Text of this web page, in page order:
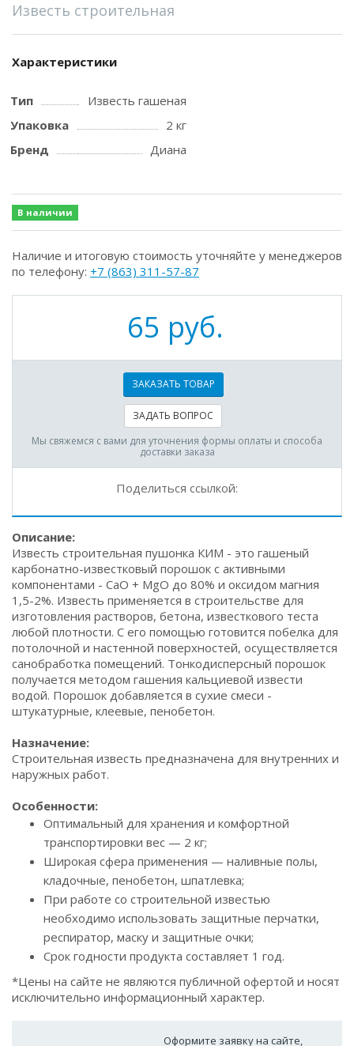
Известь строительная
Характеристики
Тип
Известь гашеная
Упаковка
2 кг
Бренд
Диана
В наличии
Наличие и итоговую стоимость уточняйте у менеджеров
по телефону: +7 (863) 311-57-87
65 руб.
ЗАКАЗАТЬ ТОВАР
ЗАДАТЬ ВОПРОС
Мы свяжемся с вами для уточнения формы оплаты и способа
доставки заказа
Поделиться ссылкой:
Описание:
Известь строительная пушонка КИМ - это гашеный
карбонатно-известковый порошок с активными
компонентами - CaO + MgO до 80% и оксидом магния
1,5-2%. Известь применяется в строительстве для
изготовления растворов, бетона, известкового теста
любой плотности. С его помощью готовится побелка для
потолочной и настенной поверхностей, осуществляется
санобработка помещений. Тонкодисперсный порошок
получается методом гашения кальциевой извести
водой. Порошок добавляется в сухие смеси -
штукатурные, клеевые, пенобетон.
Назначение:
Строительная известь предназначена для внутренних и
наружных работ.
Особенности:
Оптимальный для хранения и комфортной
транспортировки вес — 2 кг;
Широкая сфера применения — наливные полы,
кладочные, пенобетон, шпатлевка;
При работе со строительной известью
необходимо использовать защитные перчатки,
респиратор, маску и защитные очки;
Срок годности продукта составляет 1 год.
*Цены на сайте не являются публичной офертой и носят
исключительно информационный характер.
Оформите заявку на сайте,